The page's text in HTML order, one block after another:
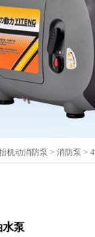
机动消防泵 > 消防泵 >
水泵